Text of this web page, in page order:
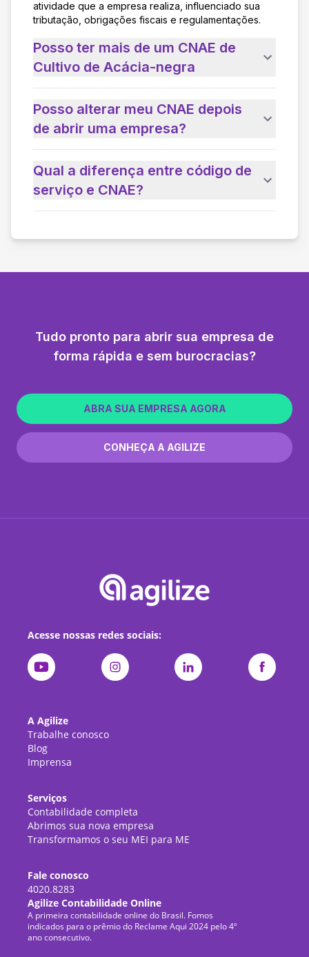
atividade que a empresa realiza, influenciado sua
tributação, obrigações fiscais e regulamentações.
Posso ter mais de um CNAE de
Cultivo de Acácia-negra
Posso alterar meu CNAE depois
de abrir uma empresa?
Qual a diferença entre código de
serviço e CNAE?
Tudo pronto para abrir sua empresa de
forma rápida e sem burocracias?
ABRA SUA EMPRESA AGORA
CONHEÇA A AGILIZE
Acesse nossas redes sociais:
A Agilize
Trabalhe conosco
Blog
Imprensa
Serviços
Contabilidade completa
Abrimos sua nova empresa
Transformamos o seu MEI para ME
Fale conosco
4020.8283
Agilize Contabilidade Online
A primeira contabilidade online do Brasil. Fomos
indicados para o prêmio do Reclame Aqui 2024 pelo 4º
ano consecutivo.